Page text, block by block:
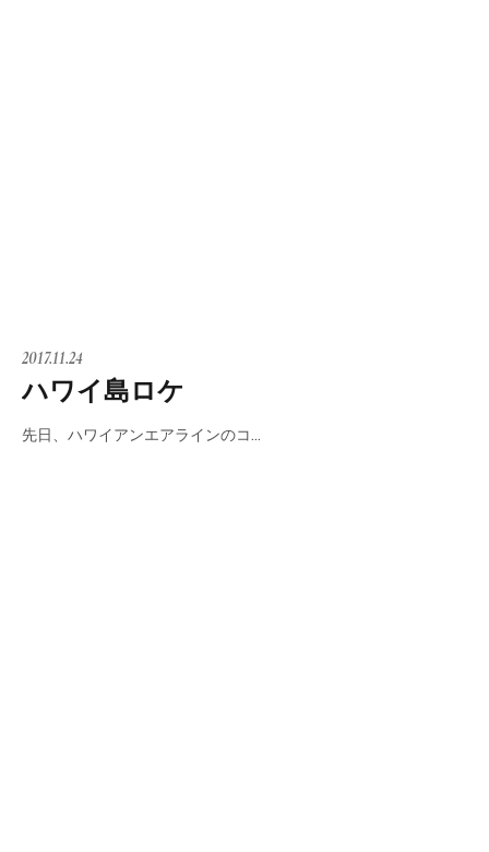
2017.11.24
ハワイ島ロケ
先日、ハワイアンエアラインのコ…